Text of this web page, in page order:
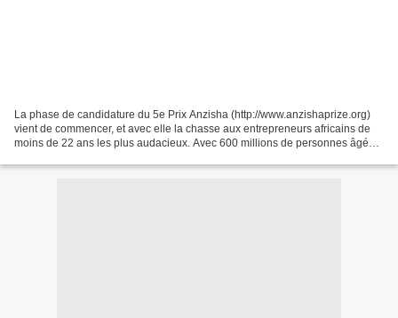
La phase de candidature du 5e Prix Anzisha (http://www.anzishaprize.org)
vient de commencer, et avec elle la chasse aux entrepreneurs africains de
moins de 22 ans les plus audacieux. Avec 600 millions de personnes âgées